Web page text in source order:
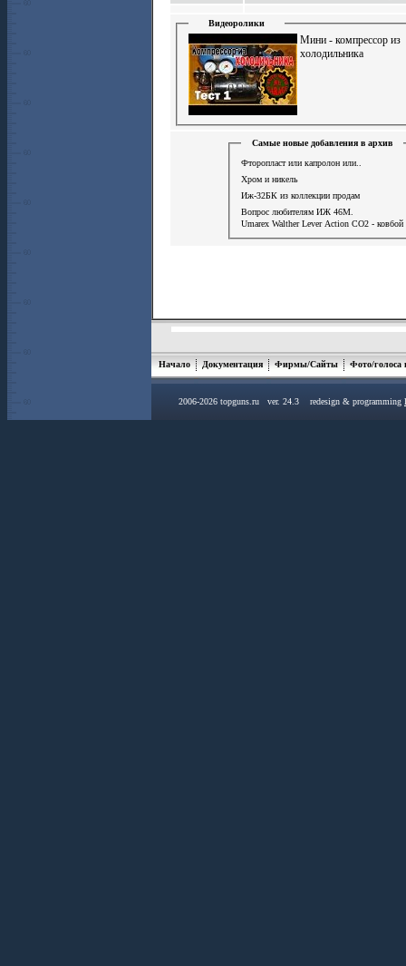
Видеоролики
Мини - компрессор из
холодильника
Самые новые добавления в архив
Фторопласт или капролон или..
Хром и никель
Иж-32БК из коллекции продам
Вопрос любителям ИЖ 46М.
Umarex Walther Lever Action СО2 - ковбой
Начало Документация Фирмы/Сайты Фото/голоса
2006-2026 topguns.ru ver. 24.3 redesign & programming